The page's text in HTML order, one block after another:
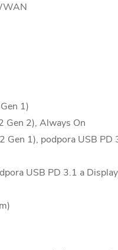
1)
Gen 2), Always On
Gen 1), podpora USB
USB PD 3.1 a